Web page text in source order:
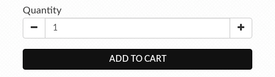
Quantity
ADD TO CART